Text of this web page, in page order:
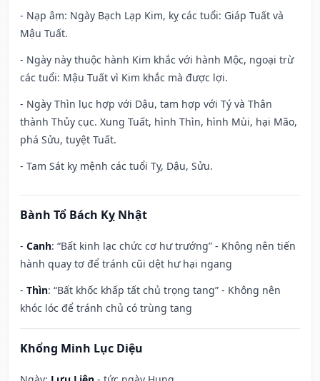
- Nạp âm: Ngày Bạch Lạp Kim, kỵ các tuổi: Giáp Tuất và
Mậu Tuất.
- Ngày này thuộc hành Kim khắc với hành Mộc, ngoại trừ
các tuổi: Mậu Tuất vì Kim khắc mà được lợi.
- Ngày Thìn lục hợp với Dậu, tam hợp với Tý và Thân
thành Thủy cục. Xung Tuất, hình Thìn, hình Mùi, hại Mão,
phá Sửu, tuyệt Tuất.
- Tam Sát kỵ mệnh các tuổi Tỵ, Dậu, Sửu.
Bành Tổ Bách Kỵ Nhật
- Canh: “Bất kinh lạc chức cơ hư trướng” - Không nên tiến
hành quay tơ để tránh cũi dệt hư hại ngang
- Thìn: “Bất khốc khấp tất chủ trọng tang” - Không nên
khóc lóc để tránh chủ có trùng tang
Khổng Minh Lục Diệu